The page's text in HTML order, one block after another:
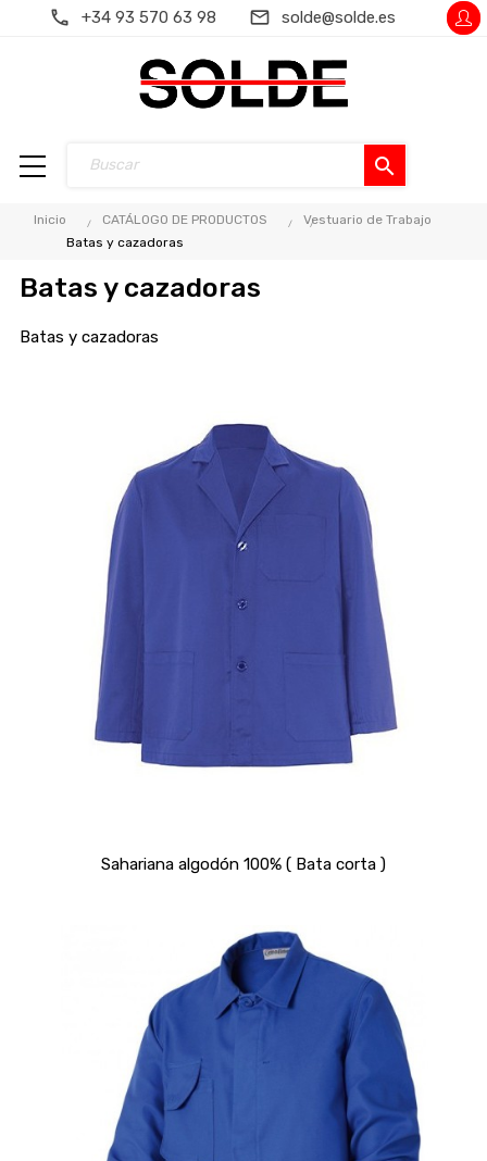
+34 93 570 63 98 solde@solde.es
search
Inicio CATÁLOGO DE PRODUCTOS
Vestuario de Trabajo
Batas y cazadoras
Batas y cazadoras
Batas y cazadoras
Sahariana algodón 100% ( Bata corta )